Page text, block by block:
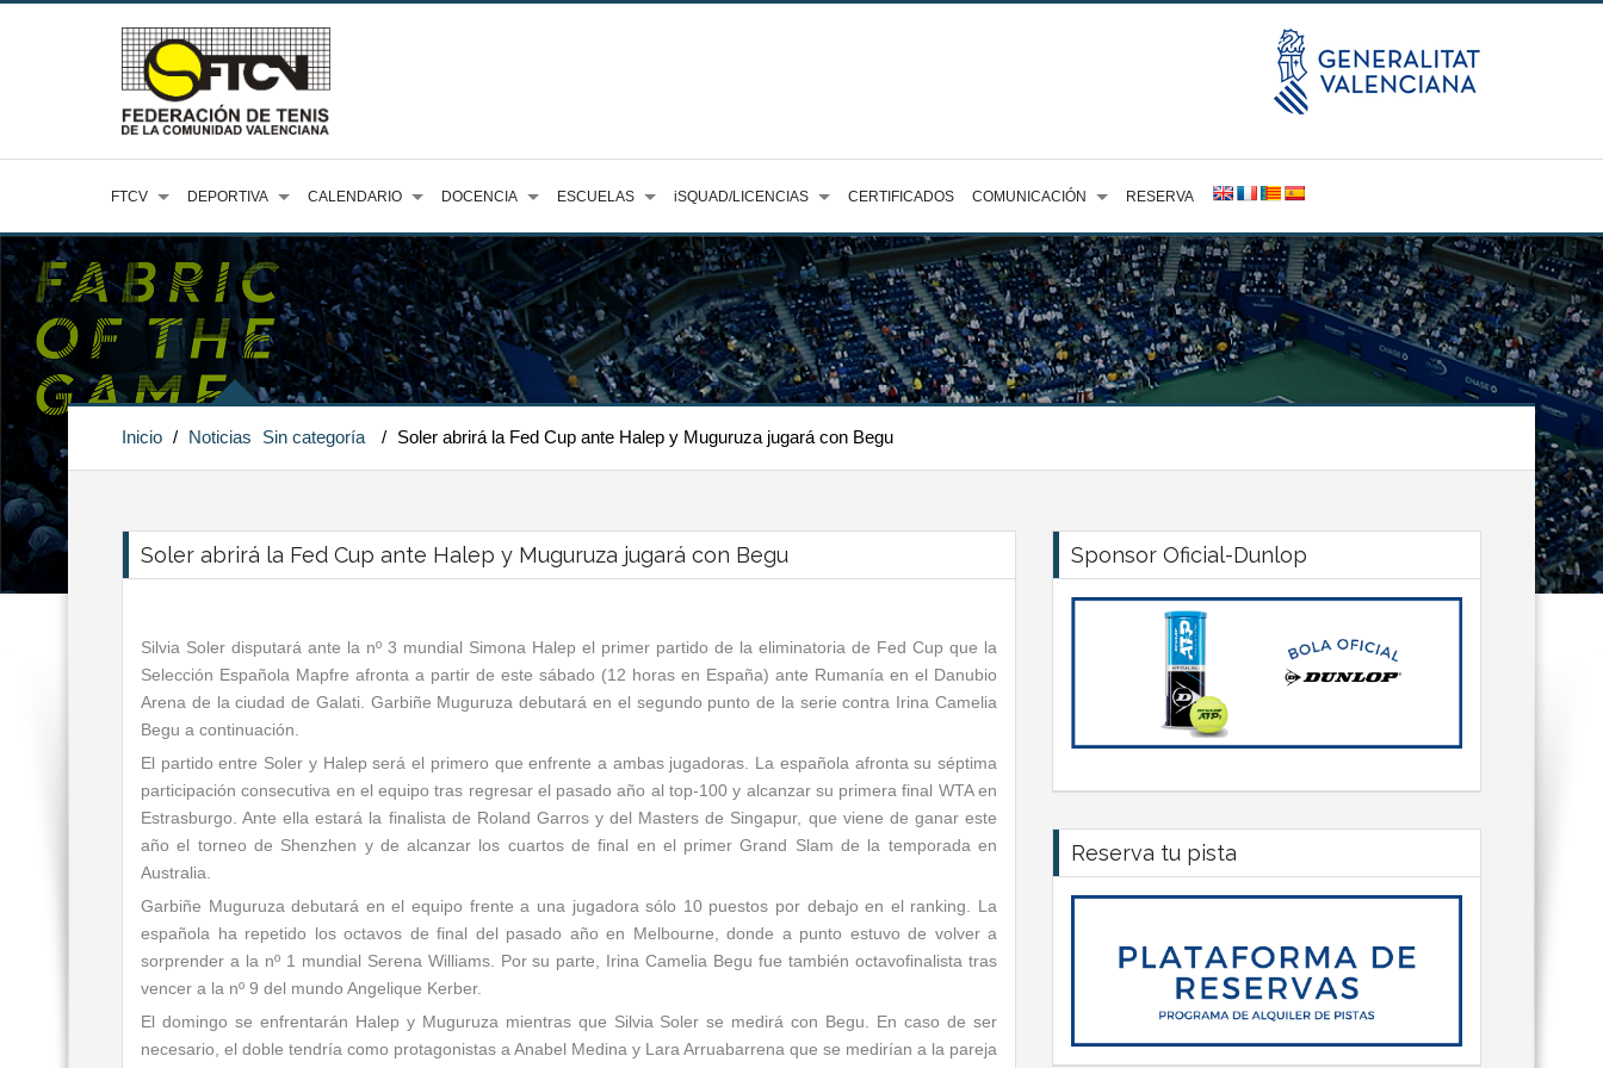
FTCV DEPORTIVA CALENDARIO DOCENCIA ESCUELAS iSQUAD/LICENCIAS CERTIFICADOS COMUNICACIÓN RESERVA
Inicio / Noticias Sin categoría / Soler abrirá la Fed Cup ante Halep y Muguruza jugará con Begu
Soler abrirá la Fed Cup ante Halep y Muguruza jugará con Begu
Silvia Soler disputará ante la nº 3 mundial Simona Halep el primer partido de la eliminatoria de Fed Cup que la
Selección Española Mapfre afronta a partir de este sábado (12 horas en España) ante Rumanía en el Danubio
Arena de la ciudad de Galati. Garbiñe Muguruza debutará en el segundo punto de la serie contra Irina Camelia
Begu a continuación.
El partido entre Soler y Halep será el primero que enfrente a ambas jugadoras. La española afronta su séptima
participación consecutiva en el equipo tras regresar el pasado año al top-100 y alcanzar su primera final WTA en
Estrasburgo. Ante ella estará la finalista de Roland Garros y del Masters de Singapur, que viene de ganar este
año el torneo de Shenzhen y de alcanzar los cuartos de final en el primer Grand Slam de la temporada en
Australia.
Garbiñe Muguruza debutará en el equipo frente a una jugadora sólo 10 puestos por debajo en el ranking. La
española ha repetido los octavos de final del pasado año en Melbourne, donde a punto estuvo de volver a
sorprender a la nº 1 mundial Serena Williams. Por su parte, Irina Camelia Begu fue también octavofinalista tras
vencer a la nº 9 del mundo Angelique Kerber.
El domingo se enfrentarán Halep y Muguruza mientras que Silvia Soler se medirá con Begu. En caso de ser
necesario, el doble tendría como protagonistas a Anabel Medina y Lara Arruabarrena que se medirían a la pareja
Sponsor Oficial-Dunlop
Reserva tu pista